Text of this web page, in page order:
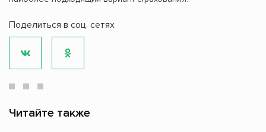
Поделиться в соц. сетях
Читайте также